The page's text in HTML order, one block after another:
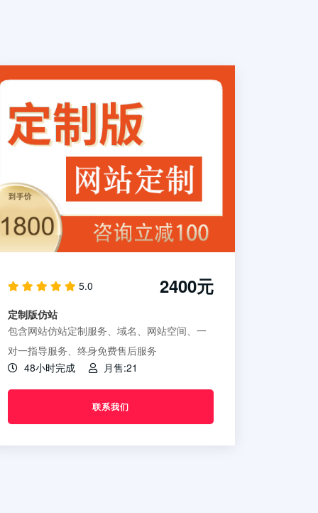
5.0 2400元
定制版仿站
包含网站仿站定制服务、域名、网站空间、一
对一指导服务、终身免费售后服务
48小时完成
月售:21
联系我们